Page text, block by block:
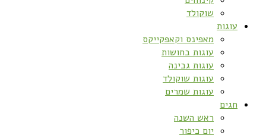
שוקולד
עוגות
מאפינס וקאפקייקס
עוגות בחושות
עוגות גבינה
עוגות שוקולד
עוגות שמרים
חגים
ראש השנה
יום כיפור